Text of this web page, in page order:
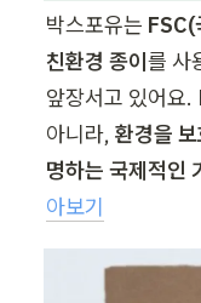
박스포유는 FSC(
친환경 종이를 사
앞장서고 있어요.
아니라, 환경을
명하는 국제적인
아보기